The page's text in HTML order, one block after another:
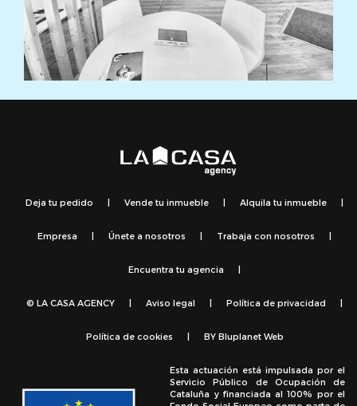
Deja tu pedido | Vende tu inmueble | Alquila tu inmueble |
Empresa | Únete a nosotros | Trabaja con nosotros |
Encuentra tu agencia |
© LA CASA AGENCY | Aviso legal | Política de privacidad |
Política de cookies | BY Bluplanet Web
Esta actuación está impulsada por el
Servicio Público de Ocupación de
Cataluña y financiada al 100% por el